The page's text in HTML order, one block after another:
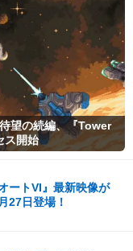
望の続編、『Tower
ス開始
ートVI』最新映像が
27日登場！